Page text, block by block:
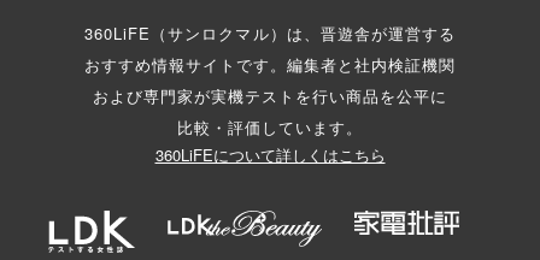
360LiFE（サンロクマル）は、晋遊舎が運営する
おすすめ情報サイトです。編集者と社内検証機関
および専門家が実機テストを行い商品を公平に
比較・評価しています。
360LiFEについて詳しくはこちら